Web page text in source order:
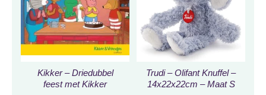
Kikker – Driedubbel
feest met Kikker
Trudi – Olifant Knuffel –
14x22x22cm – Maat S